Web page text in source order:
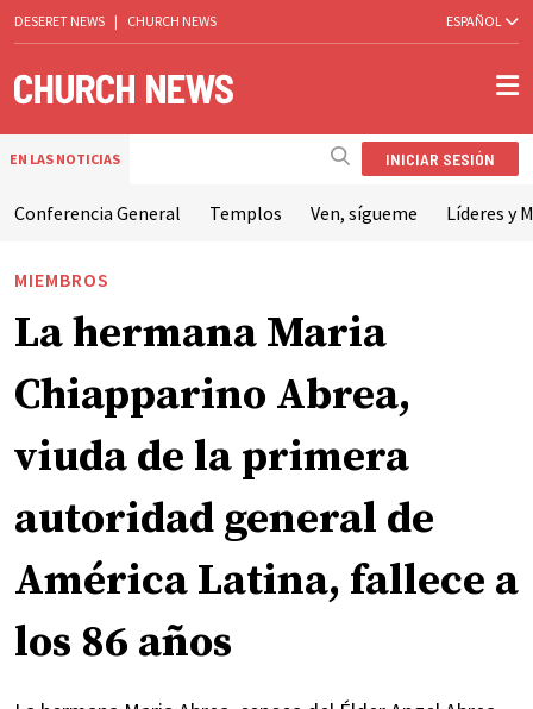
DESERET NEWS | CHURCH NEWS ESPAÑOL
EN LAS NOTICIAS INICIAR SESIÓN
Conferencia General Templos Ven, sígueme Líderes y
MIEMBROS
La hermana Maria
Chiapparino Abrea,
viuda de la primera
autoridad general de
América Latina, fallece a
los 86 años